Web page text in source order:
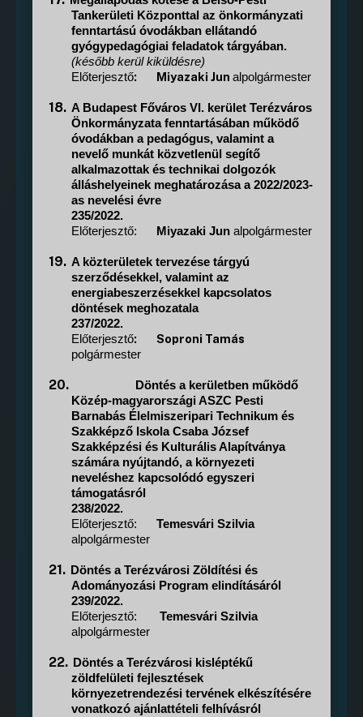
Tankerületi Központtal az önkormányzati
fenntartású óvodákban ellátandó
gyógypedagógiai feladatok tárgyában.
(később kerül kiküldésre)
Előterjesztő: Miyazaki Junalpolgármester
18. A Budapest Főváros VI. kerület Terézváros
Önkormányzata fenntartásában működő
óvodákban a pedagógus, valamint a
nevelő munkát közvetlenül segítő
alkalmazottak és technikai dolgozók
álláshelyeinek meghatározása a 2022/2023-
as nevelési évre
235/2022.
Előterjesztő:
Miyazaki Junalpolgármester
19. A közterületek tervezése tárgyú
szerződésekkel, valamint az
energiabeszerzésekkel kapcsolatos
döntések meghozatala
237/2022.
Előterjesztő: Soproni Tamás
polgármester
20.
Döntés a kerületben működő
Közép-magyarországi ASZC Pesti
Barnabás Élelmiszeripari Technikum és
Szakképző Iskola Csaba József
Szakképzési és Kulturális Alapítványa
számára nyújtandó, a környezeti
neveléshez kapcsolódó egyszeri
támogatásról
238/2022.
Előterjesztő:
Temesvári Szilvia
alpolgármester
21. Döntés a Terézvárosi Zöldítési és
Adományozási Program elindításáról
239/2022.
Előterjesztő:
Temesvári Szilvia
alpolgármester
22. Döntés a Terézvárosi kisléptékű
zöldfelületi fejlesztések
környezetrendezési tervének elkészítésére
vonatkozó ajánlattételi felhívásról